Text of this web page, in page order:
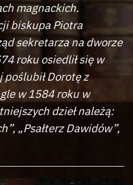
magnackich.
biskupa Piotra
sekretarza na dworze
roku osiedlił się w
poślubił Dorotę z
w 1584 roku w
dzieł należą:
„Psałterz Dawidów”,